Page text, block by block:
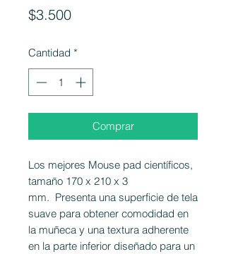
$3.500Precio
Cantidad *
Comprar
Los mejores Mouse pad científicos,
tamaño 170 x 210 x 3
mm. Presenta una superficie de tela
suave para obtener comodidad en
la muñeca y una textura adherente
en la parte inferior diseñado para un